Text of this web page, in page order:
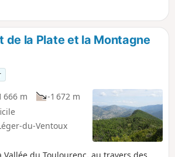
parfois.
de la Plate et la Montagne
666 m
-1 672 m
du-Ventoux